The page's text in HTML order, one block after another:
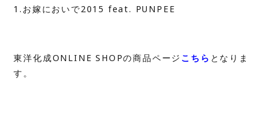
1.お嫁においで2015 feat. PUNPEE
東洋化成ONLINE SHOPの商品ページ こちら となりま
す。